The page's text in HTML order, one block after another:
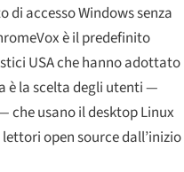
di accesso Windows senza
è il predefinito
USA che hanno adottato
è la scelta degli utenti —
che usano il desktop Linux
open source dall’inizio